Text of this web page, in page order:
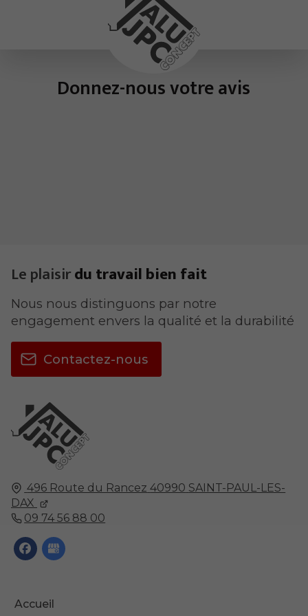
Donnez-nous votre avis
496 Route du Rancez 40990 SAINT-PAUL-LES-
DAX
09 74 56 88 00
Accueil
Le plaisirdu travail bien fait
Nous nous distinguons par notre
engagement envers la qualité et la durabilité
Contactez-nous